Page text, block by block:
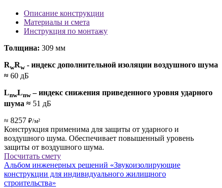
Описание конструкции
Материалы и смета
Инструкция по монтажу
Толщина: 309 мм
RwRw- индекс дополнительной изоляции воздушного шума
≈ 60 дБ
LnwLnw– индекс снижения приведенного уровня ударного
шума ≈ 51 дБ
≈ 8257 ₽/м²
Конструкция применима для защиты от ударного и
воздушного шума. Обеспечивает повышенный уровень
защиты от воздушного шума.
Посчитать смету
Альбом инженерных решений «Звукоизолирующие
конструкции для индивидуального жилищного
строительства»